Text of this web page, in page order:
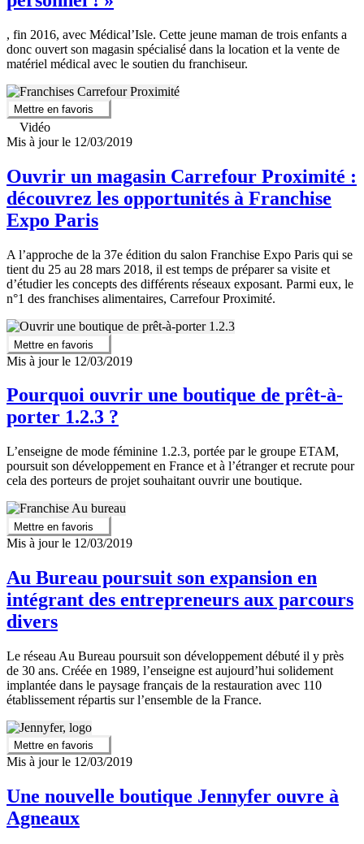
, fin 2016, avec Médical’Isle. Cette jeune maman de trois enfants a
donc ouvert son magasin spécialisé dans la location et la vente de
matériel médical avec le soutien du franchiseur.
Mettre en favoris
Vidéo
Mis à jour le 12/03/2019
Ouvrir un magasin Carrefour Proximité :
découvrez les opportunités à Franchise
Expo Paris
A l’approche de la 37e édition du salon Franchise Expo Paris qui se
tient du 25 au 28 mars 2018, il est temps de préparer sa visite et
d’étudier les concepts des différents réseaux exposant. Parmi eux, le
n°1 des franchises alimentaires, Carrefour Proximité.
Mettre en favoris
Mis à jour le 12/03/2019
Pourquoi ouvrir une boutique de prêt-à-
porter 1.2.3 ?
L’enseigne de mode féminine 1.2.3, portée par le groupe ETAM,
poursuit son développement en France et à l’étranger et recrute pour
cela des porteurs de projet souhaitant ouvrir une boutique.
Mettre en favoris
Mis à jour le 12/03/2019
Au Bureau poursuit son expansion en
intégrant des entrepreneurs aux parcours
divers
Le réseau Au Bureau poursuit son développement débuté il y près
de 30 ans. Créée en 1989, l’enseigne est aujourd’hui solidement
implantée dans le paysage français de la restauration avec 110
établissement répartis sur l’ensemble de la France.
Mettre en favoris
Mis à jour le 12/03/2019
Une nouvelle boutique Jennyfer ouvre à
Agneaux